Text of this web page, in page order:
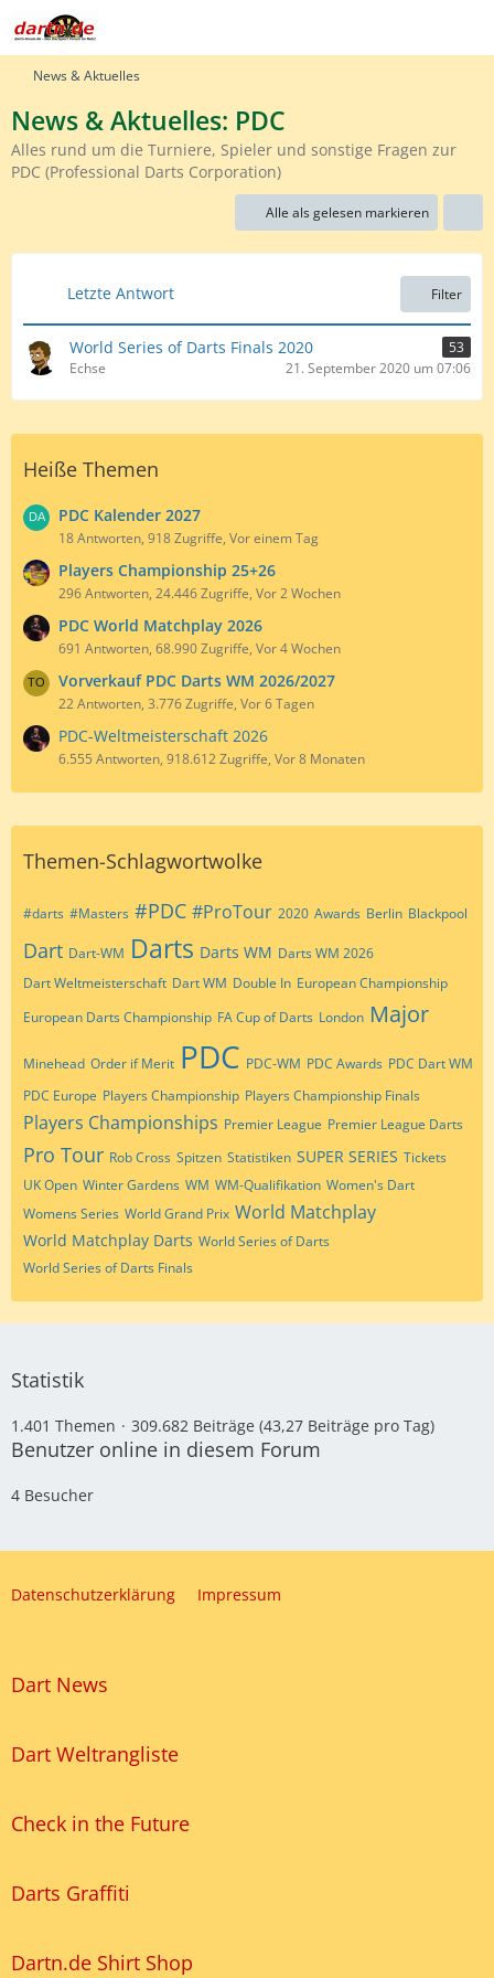
News & Aktuelles
News & Aktuelles: PDC
Alles rund um die Turniere, Spieler und sonstige Fragen zur
PDC (Professional Darts Corporation)
Alle als gelesen markieren
Letzte Antwort Filter
World Series of Darts Finals 2020
53
Echse
21. September 2020 um 07:06
Heiße Themen
PDC Kalender 2027
18 Antworten, 918 Zugriffe, Vor einem Tag
Players Championship 25+26
296 Antworten, 24.446 Zugriffe, Vor 2 Wochen
PDC World Matchplay 2026
691 Antworten, 68.990 Zugriffe, Vor 4 Wochen
Vorverkauf PDC Darts WM 2026/2027
22 Antworten, 3.776 Zugriffe, Vor 6 Tagen
PDC-Weltmeisterschaft 2026
6.555 Antworten, 918.612 Zugriffe, Vor 8 Monaten
Themen-Schlagwortwolke
#darts #Masters #PDC #ProTour 2020 Awards Berlin Blackpool
Dart Dart-WM Darts Darts WM Darts WM 2026
Dart Weltmeisterschaft Dart WM Double In European Championship
European Darts Championship FA Cup of Darts London Major
Minehead Order if Merit PDC PDC-WM PDC Awards PDC Dart WM
PDC Europe Players Championship Players Championship Finals
Players Championships Premier League Premier League Darts
Pro Tour Rob Cross Spitzen Statistiken SUPER SERIES Tickets
UK Open Winter Gardens WM WM-Qualifikation Women's Dart
Womens Series World Grand Prix World Matchplay
World Matchplay Darts World Series of Darts
World Series of Darts Finals
Statistik
1.401 Themen 309.682 Beiträge (43,27 Beiträge pro Tag)
Benutzer online in diesem Forum
4 Besucher
Datenschutzerklärung Impressum
Dart News
Dart Weltrangliste
Check in the Future
Darts Graffiti
Dartn.de Shirt Shop